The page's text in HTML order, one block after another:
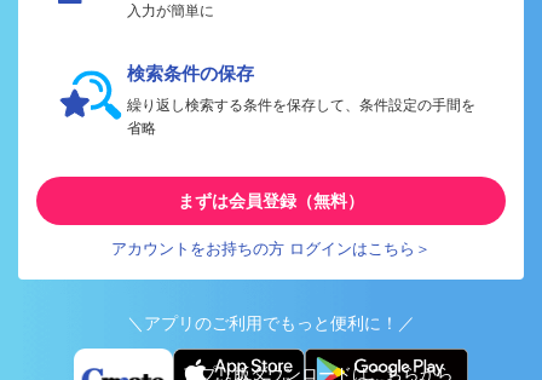
入力が簡単に
検索条件の保存
繰り返し検索する条件を保存して、条件設定の手間を
省略
まずは会員登録（無料）
アカウントをお持ちの方 ログインはこちら＞
＼アプリのご利用でもっと便利に！／
アプリ版ダウンロードはこちらから